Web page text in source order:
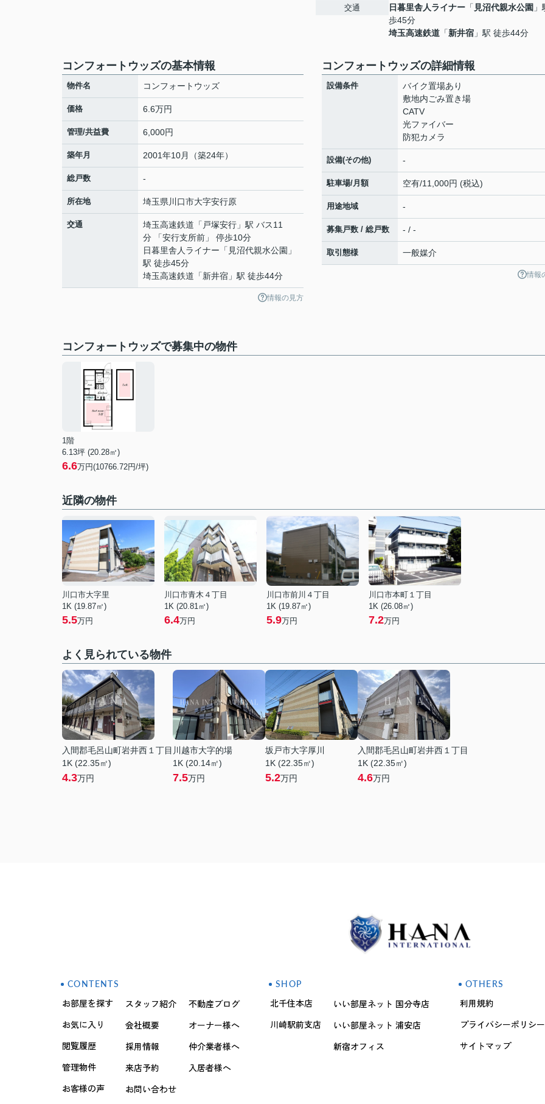
交通
日暮里舎人ライナー 「 見沼代親水公園
歩45分
埼玉高速鉄道 「新井宿 」駅 徒歩44分
コンフォートウッズの基本情報
物件名 コンフォートウッズ
価格 6.6万円
管理/共益費 6,000円
築年月 2001年10月（築24年）
総戸数 -
所在地 埼玉県 川口市大字安行原
交通 埼玉高速鉄道 「 戸塚安行 」駅 バス11
分 「安行支所前」 停歩10分
日暮里舎人ライナー 「 見沼代親水公園 」
駅 徒歩45分
埼玉高速鉄道 「新井宿 」駅 徒歩44分
情報の見方
コンフォートウッズの詳細情報
設備条件
バイク置場あり
敷地内ごみ置き場
CATV
光ファイバー
防犯カメラ
設備(その他) -
駐車場/月額 空有/11,000円 (税込)
用途地域 -
募集戸数 / 総戸数 - / -
取引態様 一般媒介
情報
コンフォートウッズで募集中の物件
1階
6.13坪 (20.28㎡)
6.6万円(10766.72円/坪)
近隣の物件
川口市大字里
1K (19.87㎡)
5.5万円
川口市青木４丁目
1K (20.81㎡)
6.4万円
川口市前川４丁目
1K (19.87㎡)
5.9万円
川口市本町１丁目
1K (26.08㎡)
7.2万円
よく見られている物件
入間郡毛呂山町岩井西１丁目
1K (22.35㎡)
4.3万円
川越市大字的場
1K (20.14㎡)
7.5万円
坂戸市大字厚川
1K (22.35㎡)
5.2万円
入間郡毛呂山町岩井西１丁目
1K (22.35㎡)
4.6万円
CONTENTS
お部屋を探す
お気に入り
閲覧履歴
管理物件
お客様の声
スタッフ紹介
会社概要
採用情報
来店予約
お問い合わせ
不動産ブログ
オーナー様へ
仲介業者様へ
入居者様へ
SHOP
北千住本店
川崎駅前支店
いい部屋ネット 国分寺店
いい部屋ネット 浦安店
新宿オフィス
OTHERS
利用規約
プライバシーポリシー
サイトマップ